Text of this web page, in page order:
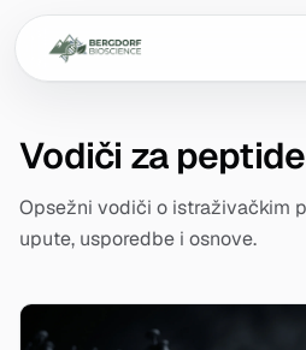
Vodiči za peptide
Opsežni vodiči o istraživačkim
upute, usporedbe i osnove.